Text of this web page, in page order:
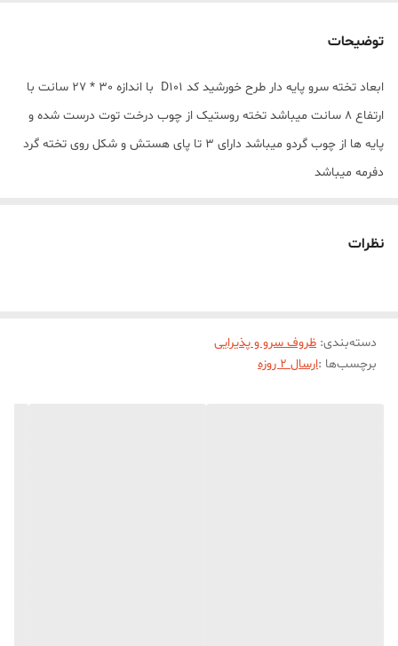
توضیحات
ابعاد تخته سرو پایه دار طرح خورشید کد D101 با اندازه 30 * 27 سانت با
ارتفاع ۸ سانت میباشد تخته روستیک از چوب درخت توت درست شده و
پایه ها از چوب گردو میباشد دارای 3 تا پای هستش و شکل روی تخته گرد
دفرمه میباشد
نظرات
دسته‌بندی: ظروف سرو و پذیرایی
برچسب‌ها :ارسال 2 روزه